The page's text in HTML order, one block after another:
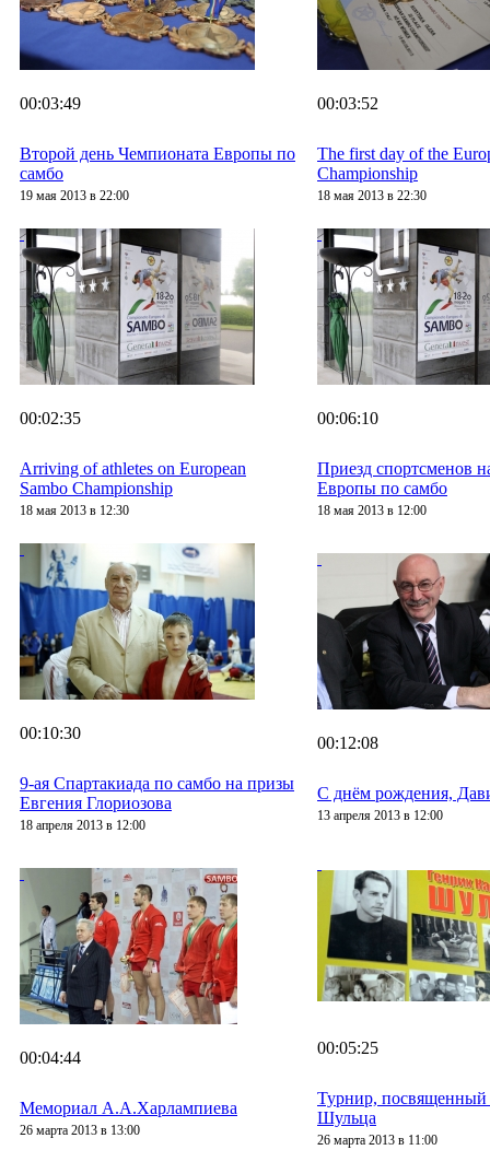
00:03:49
Второй день Чемпионата Европы по
самбо
19 мая 2013 в 22:00
00:03:52
The first day of the
Championship
18 мая 2013 в 22:30
00:02:35
Arriving of athletes on European
Sambo Championship
18 мая 2013 в 12:30
00:06:10
Приезд спортсменов
Европы по самбо
18 мая 2013 в 12:00
00:10:30
9-ая Спартакиада по самбо на призы
Евгения Глориозова
18 апреля 2013 в 12:00
00:12:08
С днём рождения,
13 апреля 2013 в 12:00
00:04:44
Мемориал А.А.Харлампиева
26 марта 2013 в 13:00
00:05:25
Турнир, посвященный
Шульца
26 марта 2013 в 11:00